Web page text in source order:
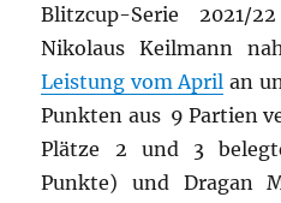
Blitzcup-Serie 2021/
Nikolaus Keilmann
Leistung vom April an
Punkten aus 9 Partien
Plätze 2 und 3
Punkte) und Dragan